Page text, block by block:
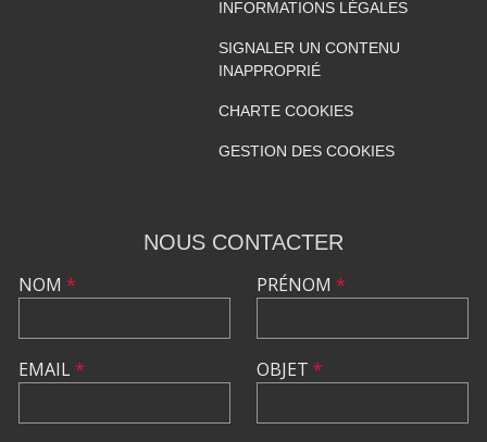
INFORMATIONS LÉGALES
SIGNALER UN CONTENU
INAPPROPRIÉ
CHARTE COOKIES
GESTION DES COOKIES
NOUS CONTACTER
NOM *
EMAIL*
PRÉNOM *
OBJET *